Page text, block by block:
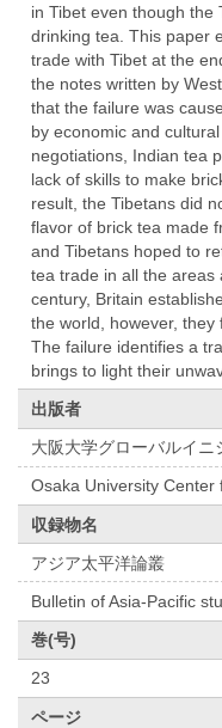
in Tibet even though the
drinking tea. This paper
trade with Tibet at the
the notes written by
that the failure was
by economic and
negotiations, Indian tea
lack of skills to make
result, the Tibetans did
flavor of brick tea made
and Tibetans hoped to
tea trade in all the areas
century, Britain
the world, however, they
The failure identifies a
brings to light their
出版者
大阪大学グローバルイニ
Osaka University Center
収録物名
アジア太平洋論叢
Bulletin of Asia-Pacific
巻(号)
23
ページ